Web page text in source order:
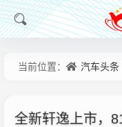
当前位置： 汽车头条
全新轩逸上市，